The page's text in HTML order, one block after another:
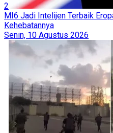
2
MI6 Jadi Intelijen Terbaik
Kehebatannya
Senin, 10 Agustus 2026